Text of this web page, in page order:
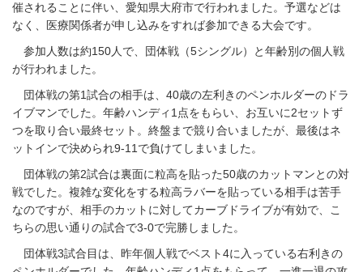
催されることに伴い、愛知県大府市で行われました。予選などは
なく、医療関係者が申し込みをすれば参加できる大会です。
参加人数は約150人で、団体戦（5シングル）と年齢別の個人戦
が行われました。
団体戦の第1試合の相手は、40歳の左利きのペンホルダーのドラ
イブマンでした。年齢ハンディ1点をもらい、お互いに2セットず
つを取り合い最終セット。終盤まで競り合いましたが、最後はネ
ットインで決められ9-11で負けてしまいました。
団体戦の第2試合は裏面に粒高を貼った50歳のカットマンとの対
戦でした。複雑な変化をする粒高ラバーを貼っている相手は苦手
なのですが、相手のカットに対してカーブドライブが有効で、こ
ちらの思い通りの試合で3-0で完勝しました。
団体戦3試合目は、昨年個人戦でベスト4に入っている右利きの